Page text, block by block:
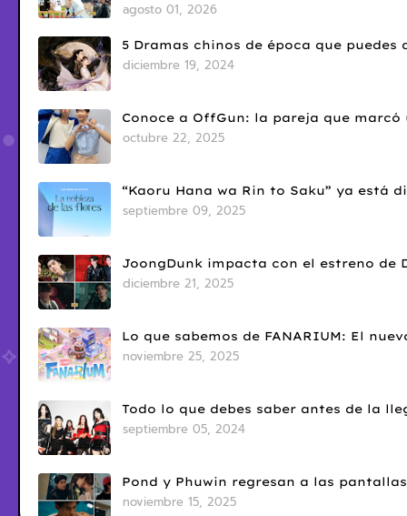
agosto 01, 2026
5 Dramas chinos de época que
diciembre 19, 2024
Conoce a OffGun: la pareja que
octubre 22, 2025
“Kaoru Hana wa Rin to Saku” ya está
septiembre 09, 2025
JoongDunk impacta con el estreno de
diciembre 21, 2025
Lo que sabemos de FANARIUM: El
noviembre 25, 2025
Todo lo que debes saber antes de la
septiembre 05, 2024
Pond y Phuwin regresan a las
noviembre 15, 2025